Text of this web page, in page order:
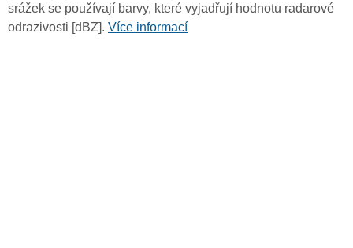
srážek se používají barvy, které vyjadřují hodnotu radarové
odrazivosti [dBZ]. Více informací